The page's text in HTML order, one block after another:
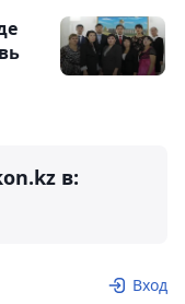
в:
Вход